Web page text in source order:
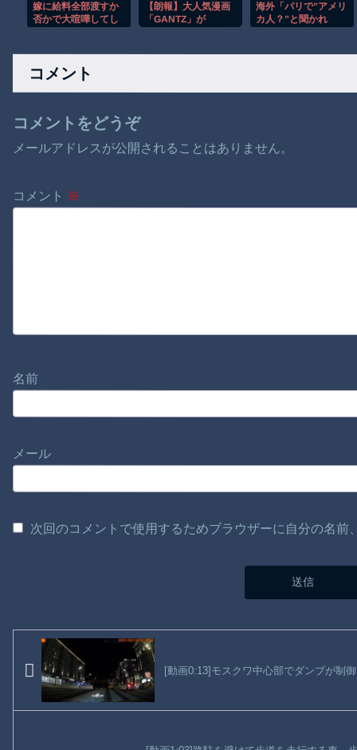
嫁に給料全部渡すか
否かで大喧嘩してし
【朗報】大人気漫画
「GANTZ」が
ｗ
海外「パリで”アメリ
カ人？”と聞かれ
げられた」17歳の修
コメント
コメントをどうぞ
メールアドレスが公開されることはありません。
コメント ※
名前
メール
次回のコメントで使用するためブラウザーに自分の名
[動画0:13]モスクワ中心部でダンプが制